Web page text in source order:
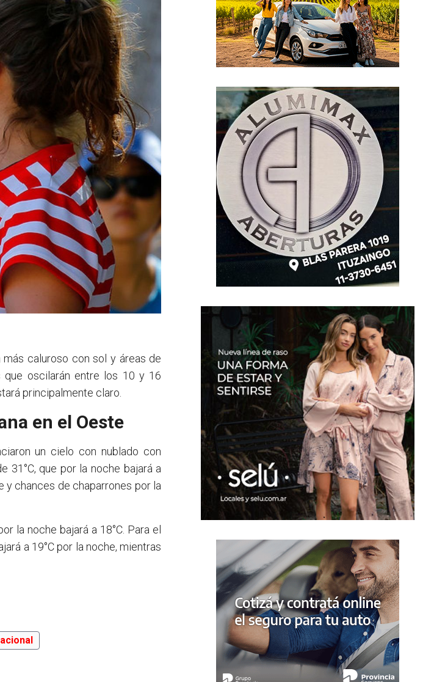
caluroso con sol y áreas de
que oscilarán entre los 10 y 16
principalmente claro.
en el Oeste
un cielo con nublado con
31°C, que por la noche bajará a
y chances de chaparrones por la
la noche bajará a 18°C. Para el
a 19°C por la noche, mientras